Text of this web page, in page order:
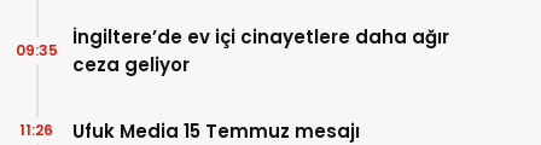
İngiltere’de ev içi cinayetlere daha ağır
ceza geliyor
09:35
Ufuk Media 15 Temmuz mesajı
11:26